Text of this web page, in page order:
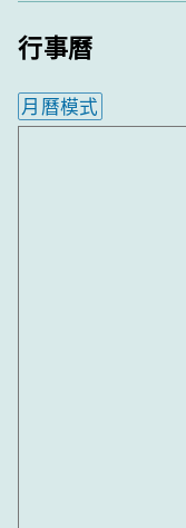
行事曆
月曆模式